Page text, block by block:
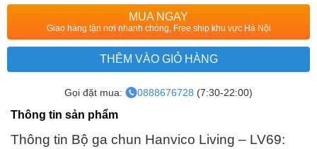
MUA NGAY
Giao hàng tận nơi nhanh chóng, Free ship khu vực Hà Nội
THÊM VÀO GIỎ HÀNG
Gọi đặt mua: 0888676728 (7:30-22:00)
Thông tin sản phẩm
Thông tin Bộ ga chun Hanvico Living – LV69: